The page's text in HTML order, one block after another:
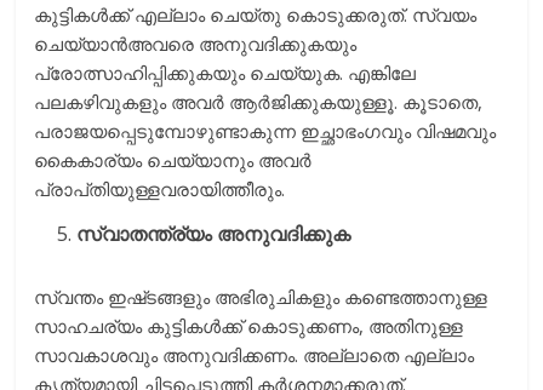
കുട്ടികള്‍ക്ക്‌ എല്ലാം ചെയ്‌തു കൊടുക്കരുത്‌. സ്വയം
ചെയ്യാന്‍അവരെ അനുവദിക്കുകയും
പ്രോത്സാഹിപ്പിക്കുകയും ചെയ്യുക. എങ്കിലേ
പലകഴിവുകളും അവര്‍ ആര്‍ജിക്കുകയുള്ളൂ. കൂടാതെ,
പരാജയപ്പെടുമ്പോഴുണ്ടാകുന്ന ഇച്ഛാഭംഗവും വിഷമവും
കൈകാര്യം ചെയ്യാനും അവര്‍
പ്രാപ്‌തിയുള്ളവരായിത്തീരും.
സ്വാതന്ത്ര്യം അനുവദിക്കുക
സ്വന്തം ഇഷ്‌ടങ്ങളും അഭിരുചികളും കണ്ടെത്താനുള്ള
സാഹചര്യം കുട്ടികള്‍ക്ക്‌ കൊടുക്കണം, അതിനുള്ള
സാവകാശവും അനുവദിക്കണം. അല്ലാതെ എല്ലാം
കൃത്യമായി ചിട്ടപ്പെടുത്തി കര്‍ശനമാക്കരുത്‌.